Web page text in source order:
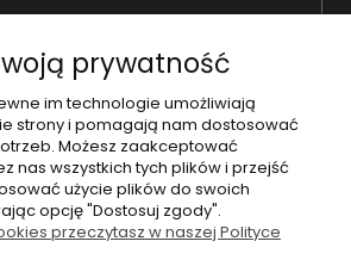
- 19:00
- 15:00
prywatność
im technologie umożliwiają
strony i pomagają nam dostosować
Możesz zaakceptować
nas wszystkich tych plików i przejść
użycie plików do swoich
opcję "Dostosuj zgody".
przeczytasz w naszej Polityce